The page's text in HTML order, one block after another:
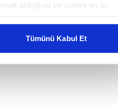
olduğunu ve sizlere en iyi
gösterilmeyecektir."
ait çerezler kullanılmaktadır. Bu
hizmetlerinin sunulması
ve sizlere yönelik
Tümünü Kabul Et